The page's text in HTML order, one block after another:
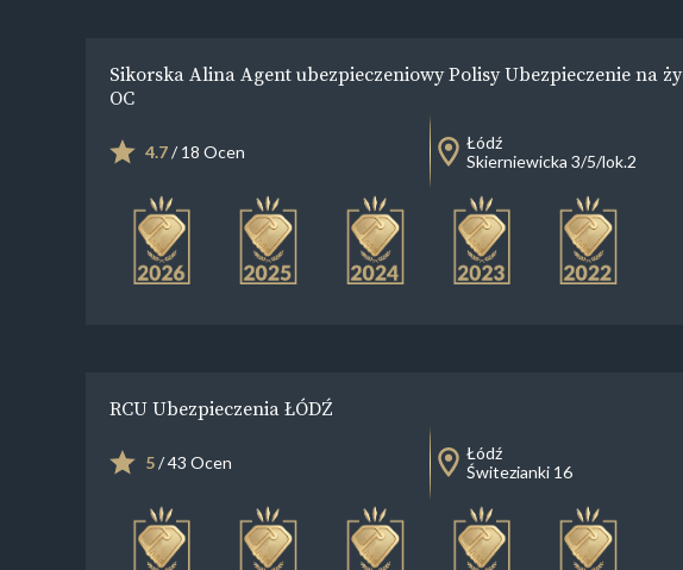
Sikorska Alina Agent ubezpieczeniowy Polisy Ubezpieczenie na
OC
4.7/ 18 Ocen
Łódź
Skierniewicka 3/5/lok.2
RCU Ubezpieczenia ŁÓDŹ
5/ 43 Ocen
Łódź
Świtezianki 16